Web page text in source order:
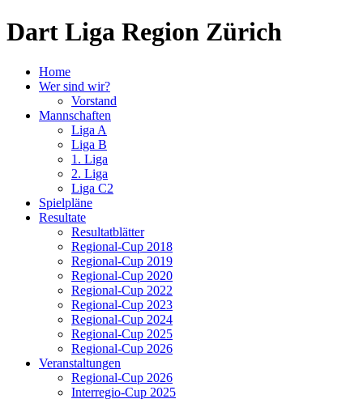
Dart Liga Region Zürich
Home
Wer sind wir?
Vorstand
Mannschaften
Liga A
Liga B
1. Liga
2. Liga
Liga C2
Spielpläne
Resultate
Resultatblätter
Regional-Cup 2018
Regional-Cup 2019
Regional-Cup 2020
Regional-Cup 2022
Regional-Cup 2023
Regional-Cup 2024
Regional-Cup 2025
Regional-Cup 2026
Veranstaltungen
Regional-Cup 2026
Interregio-Cup 2025